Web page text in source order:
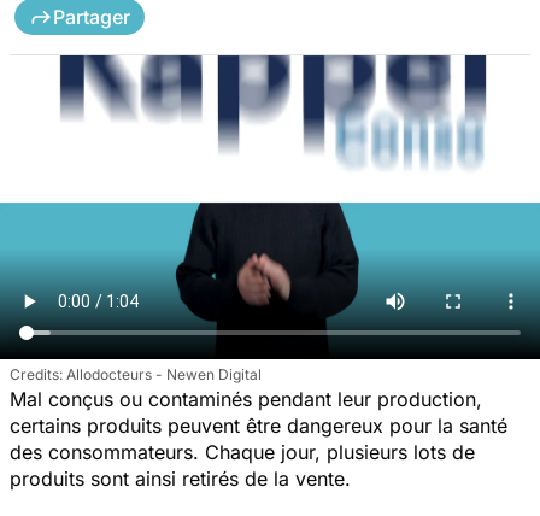
Partager
Allodocteurs - Newen Digital
Mal conçus ou contaminés pendant leur production,
certains produits peuvent être dangereux pour la santé
des consommateurs. Chaque jour, plusieurs lots de
produits sont ainsi retirés de la vente.